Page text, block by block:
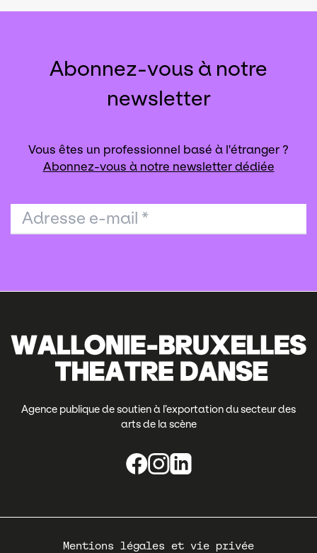
Abonnez-vous à notre
newsletter
Vous êtes un professionnel basé à l'étranger ?
Abonnez-vous à notre newsletter dédiée
Adresse e-mail *
Agence publique de soutien à l’exportation du secteur des
arts de la scène
Pied
Mentions légales et vie privée